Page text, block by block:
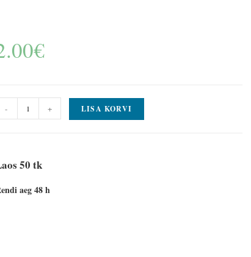
€
- + LISA KORVI
50 tk
aeg 48 h